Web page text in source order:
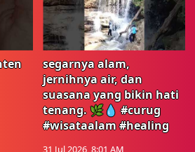
segarnya alam,
jernihnya air, dan
suasana yang bikin hati
tenang. 🌿💧 #curug
#wisataalam #healing
31 Jul 2026, 8:01 AM